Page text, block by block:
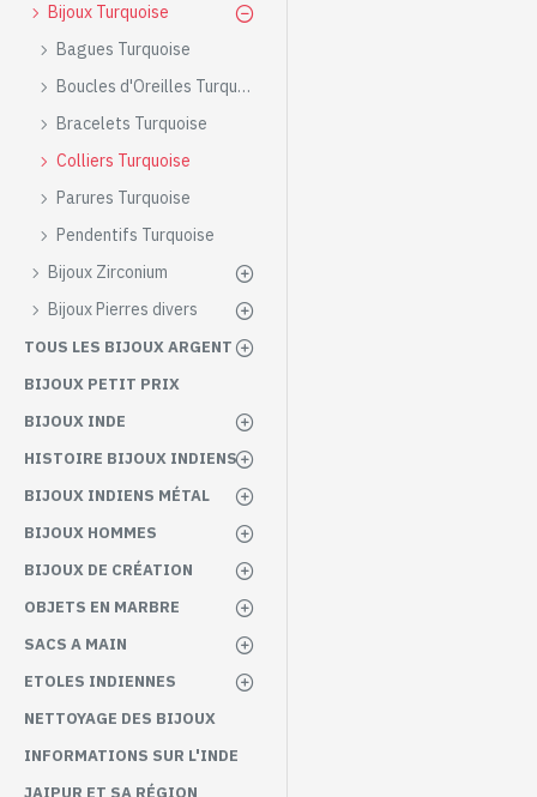
Bijoux Turquoise
Bagues Turquoise
Boucles d'Oreilles Turquoise
Bracelets Turquoise
Colliers Turquoise
Parures Turquoise
Pendentifs Turquoise
Bijoux Zirconium
Bijoux Pierres divers
TOUS LES BIJOUX ARGENT
BIJOUX PETIT PRIX
BIJOUX INDE
HISTOIRE BIJOUX INDIENS
BIJOUX INDIENS MÉTAL
BIJOUX HOMMES
BIJOUX DE CRÉATION
OBJETS EN MARBRE
SACS A MAIN
ETOLES INDIENNES
NETTOYAGE DES BIJOUX
INFORMATIONS SUR L'INDE
JAIPUR ET SA RÉGION